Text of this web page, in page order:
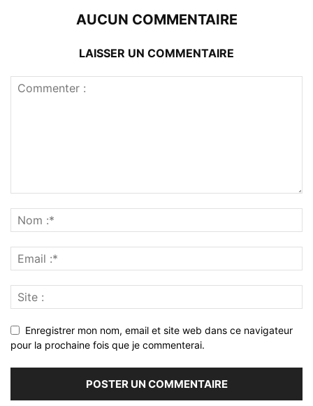
AUCUN COMMENTAIRE
LAISSER UN COMMENTAIRE
Enregistrer mon nom, email et site web dans ce navigateur
pour la prochaine fois que je commenterai.